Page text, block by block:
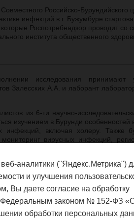
Российско-Бурундийского
инфекций в г. Бужумбуре
Роспотребнадзор проводит со
института общественного
исследования принимают
Залесских А.А. и лаборант
из 6-ти научно-
изучением в Бурунди особенностей
включая холеру. Также
мониторинг вирусных инфекций,
Роспотребнадзора проведут
диагностике и дезинфекции.
своевременное
укреплению суверенитета
аналитики ("Яндекс.Метрика")
и улучшения
Вы даете согласие на обработку
Федеральным законом № 152-ФЗ
обработки персональных